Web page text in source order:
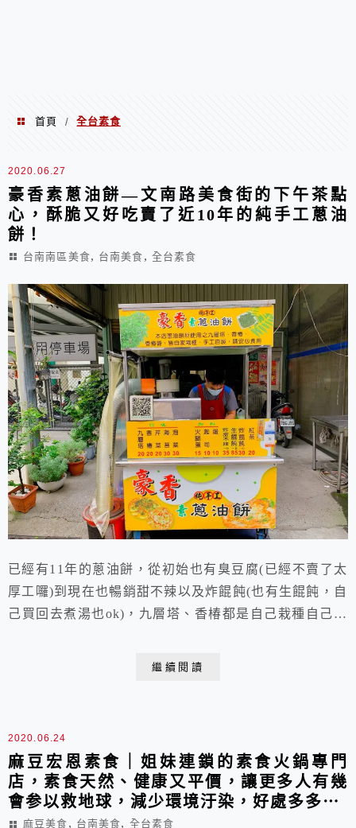
首頁 / 全台素食
全台素食
2020.06.27
豪香素蔥油餅—文南路美食街的下午茶點
心，酥脆又好吃賣了近10年的純手工蔥油
餅！
台南南區美食, 台南美食 , 全台素食
已經有11年的蔥油餅，從初始也有臭豆腐(已經不賣了太
厚工囉)到現在也暢銷甜不辣以及炸餛飩(也有生餛飩，自
己買回去煮湯也ok)，九層塔、香椿都是自己栽種自己製
吃，是屬於台式的油炸蔥油餅，彈牙又軟嫩軟嫩的，口勁
繼續閱讀
2020.06.24
麻豆宏恩素食｜姐妹連鎖的素食火鍋專門
店，素食天然、健康又平價，讓更多人有幾
會参以救地球，減少環境汙染，好處多多⋯
麻豆美食 , 台南美食, 全台素食